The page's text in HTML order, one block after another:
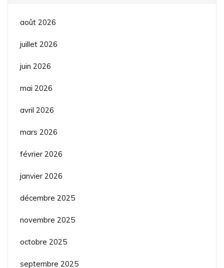
août 2026
juillet 2026
juin 2026
mai 2026
avril 2026
mars 2026
février 2026
janvier 2026
décembre 2025
novembre 2025
octobre 2025
septembre 2025